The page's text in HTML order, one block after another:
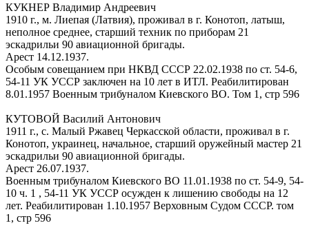
КУКНЕР Владимир Андреевич
1910 г., м. Лиепая (Латвия), проживал в г. Конотоп, латыш,
неполное среднее, старший техник по приборам 21
эскадрильи 90 авиационной бригады.
Арест 14.12.1937.
Особым совещанием при НКВД СССР 22.02.1938 по ст. 54-6,
54-11 УК УССР заключен на 10 лет в ИТЛ. Реабилитирован
8.01.1957 Военным трибуналом Киевского ВО. Том 1, стр 596
КУТОВОЙ Василий Антонович
1911 г., с. Малый Ржавец Черкасской области, проживал в г.
Конотоп, украинец, начальное, старший оружейный мастер 21
эскадрильи 90 авиационной бригады.
Арест 26.07.1937.
Военным трибуналом Киевского ВО 11.01.1938 по ст. 54-9, 54-
10 ч. 1 , 54-11 УК УССР осужден к лишению свободы на 12
лет. Реабилитирован 1.10.1957 Верховным Судом СССР. том
1, стр 596